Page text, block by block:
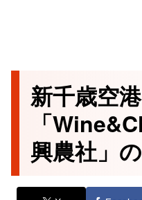
新千歳空港
「
興農社」